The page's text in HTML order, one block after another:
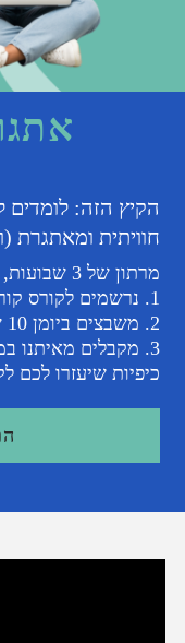
אתגר 10 השעות
הזה: לומדים
ומאתגרת
של 3 שבועות, שבסופו תקראו ותבינו ערבית.
3. מקבלים מאיתנו
שיעזרו לכם